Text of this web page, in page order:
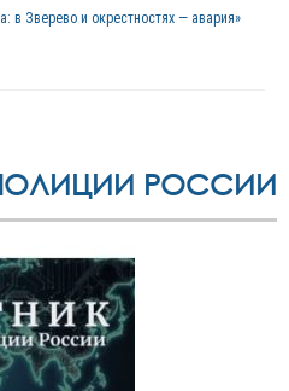
в Зверево и окрестностях — авария»
РОССИИ